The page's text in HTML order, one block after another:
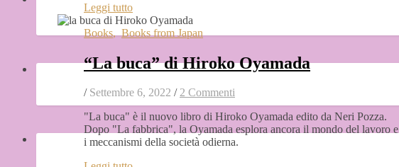
Leggi tutto
Books,Books from Japan
“La buca” di Hiroko Oyamada
/ Settembre 6, 2022 / 2 Commenti
"La buca" è il nuovo libro di Hiroko Oyamada edito da Neri Pozza.
Dopo "La fabbrica", la Oyamada esplora ancora il mondo del lavoro e
i meccanismi della società odierna.